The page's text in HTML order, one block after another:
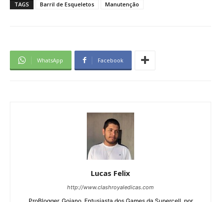
TAGS Barril de Esqueletos Manutenção
WhatsApp Facebook
Lucas Felix
http://www.clashroyaledicas.com